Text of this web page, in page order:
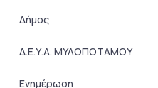
Δήμος
Δ.Ε.Υ.Α. ΜΥΛΟΠΟΤΑΜΟΥ
Ενημέρωση